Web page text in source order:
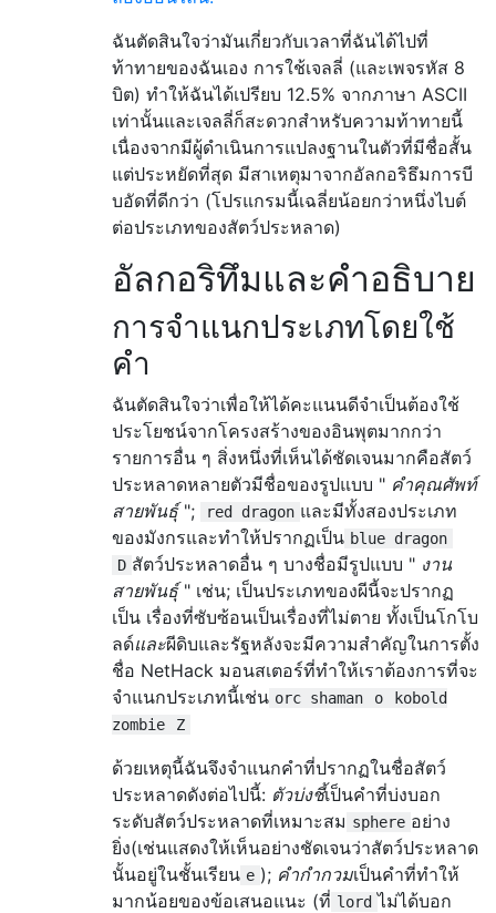
ฉันตัดสินใจว่ามันเกี่ยวกับเวลาที่ฉันได้ไปที่
ท้าทายของฉันเอง การใช้เจลลี่ (และเพจรหัส 8
บิต) ทำให้ฉันได้เปรียบ 12.5% ​​จากภาษา ASCII
เท่านั้นและเจลลี่ก็สะดวกสำหรับความท้าทายนี้
เนื่องจากมีผู้ดำเนินการแปลงฐานในตัวที่มีชื่อสั้น
แต่ประหยัดที่สุด มีสาเหตุมาจากอัลกอริธึมการบี
บอัดที่ดีกว่า (โปรแกรมนี้เฉลี่ยน้อยกว่าหนึ่งไบต์
ต่อประเภทของสัตว์ประหลาด)
อัลกอริทึมและคำอธิบาย
การจำแนกประเภทโดยใช้
คำ
ฉันตัดสินใจว่าเพื่อให้ได้คะแนนดีจำเป็นต้องใช้
ประโยชน์จากโครงสร้างของอินพุตมากกว่า
รายการอื่น ๆ สิ่งหนึ่งที่เห็นได้ชัดเจนมากคือสัตว์
ประหลาดหลายตัวมีชื่อของรูปแบบ " คำคุณศัพท์
สายพันธุ์"; red dragon และมีทั้งสองประเภท
ของมังกรและทำให้ปรากฏเป็น blue dragon
D สัตว์ประหลาดอื่น ๆ บางชื่อมีรูปแบบ " งาน
สายพันธุ์" เช่น; เป็นประเภทของผีนี้จะปรากฏ
เป็น เรื่องที่ซับซ้อนเป็นเรื่องที่ไม่ตาย ทั้งเป็นโกโบ
ลด์และผีดิบและรัฐหลังจะมีความสำคัญในการตั้ง
ชื่อ NetHack มอนสเตอร์ที่ทำให้เราต้องการที่จะ
จำแนกประเภทนี้เช่น orc shaman o
kobold
zombie
Z
ด้วยเหตุนี้ฉันจึงจำแนกคำที่ปรากฏในชื่อสัตว์
ประหลาดดังต่อไปนี้: ตัวบ่งชี้เป็นคำที่บ่งบอก
ระดับสัตว์ประหลาดที่เหมาะสม sphere อย่าง
ยิ่ง(เช่นแสดงให้เห็นอย่างชัดเจนว่าสัตว์ประหลาด
นั้นอยู่ในชั้นเรียน e ); คำกำกวมเป็นคำที่ทำให้
มากน้อยของข้อเสนอแนะ (ที่ lord ไม่ได้บอก